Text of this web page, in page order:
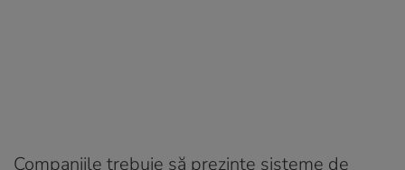
Companiile trebuie să prezinte sisteme de